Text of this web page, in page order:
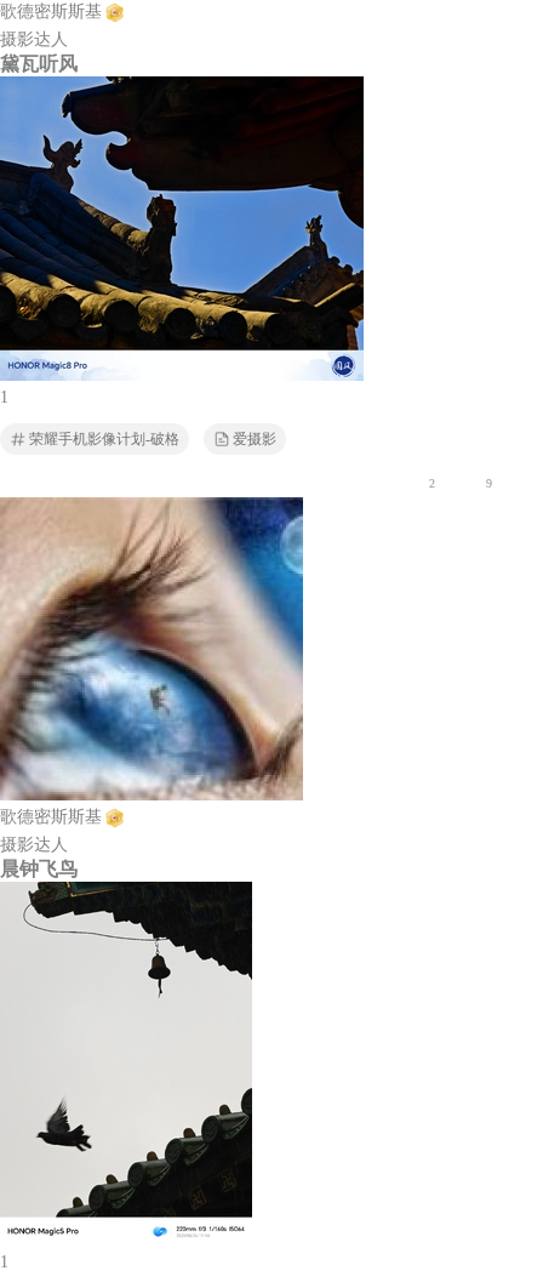
歌德密斯斯基
摄影达人
黛瓦听风
1
荣耀手机影像计划-破格 爱摄影
2 9
歌德密斯斯基
摄影达人
晨钟飞鸟
1